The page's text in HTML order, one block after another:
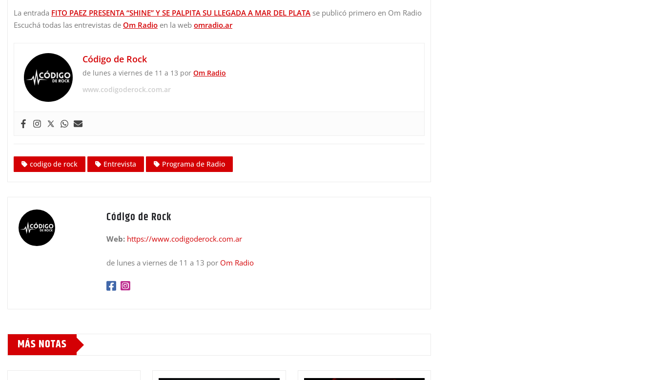
La entrada FITO PAEZ PRESENTA “SHINE” Y SE PALPITA SU LLEGADA A MAR DEL PLATA se publicó primero en Om Radio
Escuchá todas las entrevistas de Om Radio en la web omradio.ar
Código de Rock
de lunes a viernes de 11 a 13 por Om Radio
www.codigoderock.com.ar
codigo de rock Entrevista Programa de Radio
Código de Rock
Web: https://www.codigoderock.com.ar
de lunes a viernes de 11 a 13 por Om Radio
MÁS NOTAS